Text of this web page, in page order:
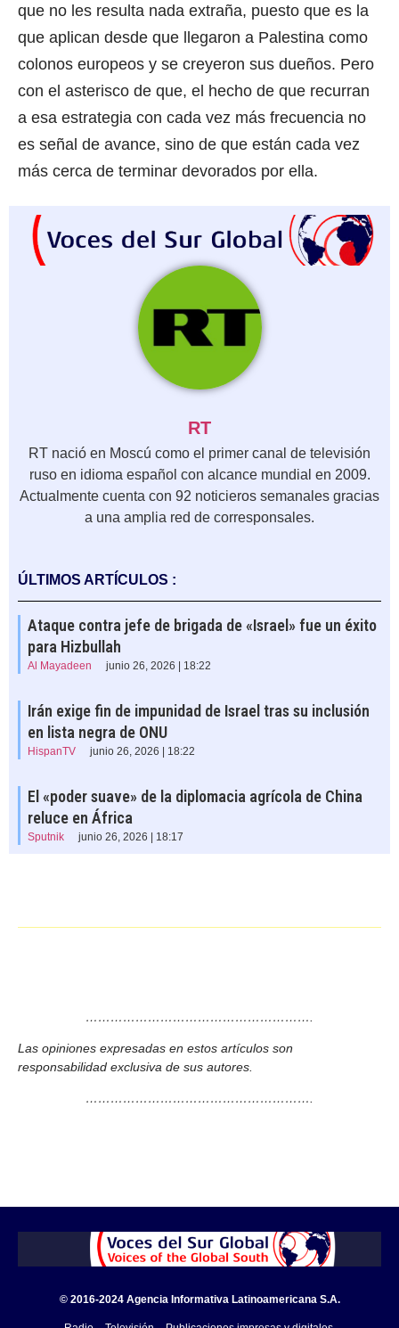
que no les resulta nada extraña, puesto que es la
que aplican desde que llegaron a Palestina como
colonos europeos y se creyeron sus dueños. Pero
con el asterisco de que, el hecho de que recurran
a esa estrategia con cada vez más frecuencia no
es señal de avance, sino de que están cada vez
más cerca de terminar devorados por ella.
RT
RT nació en Moscú como el primer canal de televisión
ruso en idioma español con alcance mundial en 2009.
Actualmente cuenta con 92 noticieros semanales gracias
a una amplia red de corresponsales.
ÚLTIMOS ARTÍCULOS :
Ataque contra jefe de brigada de «Israel» fue un éxito
para Hizbullah
Al Mayadeen junio 26, 2026 | 18:22
Irán exige fin de impunidad de Israel tras su inclusión
en lista negra de ONU
HispanTV junio 26, 2026 | 18:22
El «poder suave» de la diplomacia agrícola de China
reluce en África
Sputnik junio 26, 2026 | 18:17
……………………………………………….
Las opiniones expresadas en estos artículos son
responsabilidad exclusiva de sus autores.
……………………………………………….
© 2016-2024 Agencia Informativa Latinoamericana S.A.